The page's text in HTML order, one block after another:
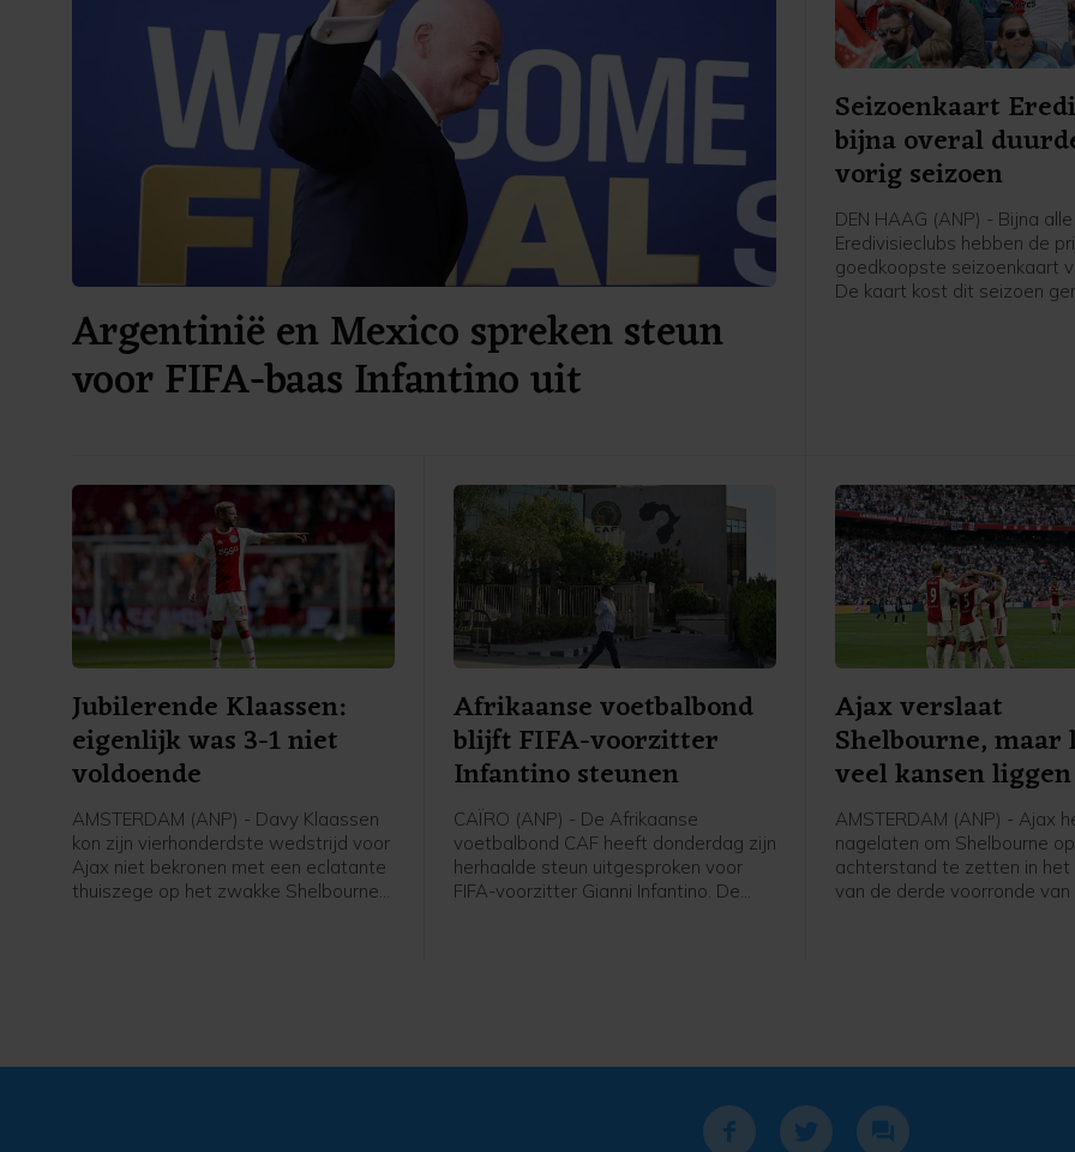
Argentinië en Mexico spreken steun
voor FIFA-baas Infantino uit
Seizoenkaart
bijna overal
vorig seizoen
DEN HAAG (ANP) - Bijna alle
Eredivisieclubs hebben de
goedkoopste seizoenkaart
De kaart kost dit seizoen
Jubilerende Klaassen:
eigenlijk was 3-1 niet
voldoende
AMSTERDAM (ANP) - Davy Klaassen
kon zijn vierhonderdste wedstrijd voor
Ajax niet bekronen met een eclatante
thuiszege op het zwakke Shelbourne
Afrikaanse voetbalbond
blijft FIFA-voorzitter
Infantino steunen
CAÏRO (ANP) - De Afrikaanse
voetbalbond CAF heeft donderdag zijn
herhaalde steun uitgesproken voor
FIFA-voorzitter Gianni Infantino. De
Ajax verslaat
Shelbourne, maar
veel kansen liggen
AMSTERDAM (ANP) - Ajax
nagelaten om Shelbourne
achterstand te zetten in het
van de derde voorronde van